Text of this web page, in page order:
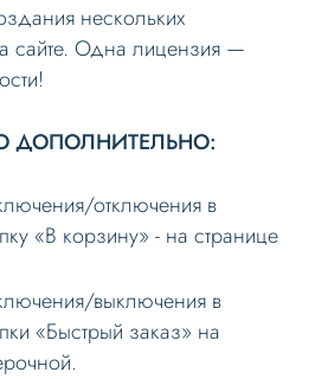
нескольких
сайте. Одна лицензия —
ДОПОЛНИТЕЛЬНО:
отключения в
«В корзину» - на странице
выключения в
«Быстрый заказ» на